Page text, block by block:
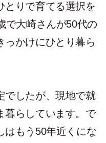
とりで育てる選択を
で大崎さんが50代の
っかけにひとり暮ら
でしたが、現地で就
暮らしています。で
はもう50年近くにな